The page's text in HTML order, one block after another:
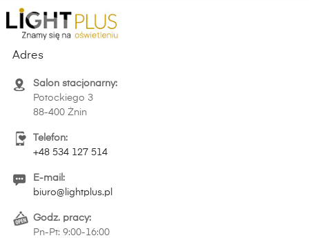
Adres
Salon stacjonarny:
Potockiego 3
88-400 Żnin
Telefon:
+48 534 127 514
E-mail:
biuro@lightplus.pl
Godz. pracy:
Pn-Pt: 9:00-16:00